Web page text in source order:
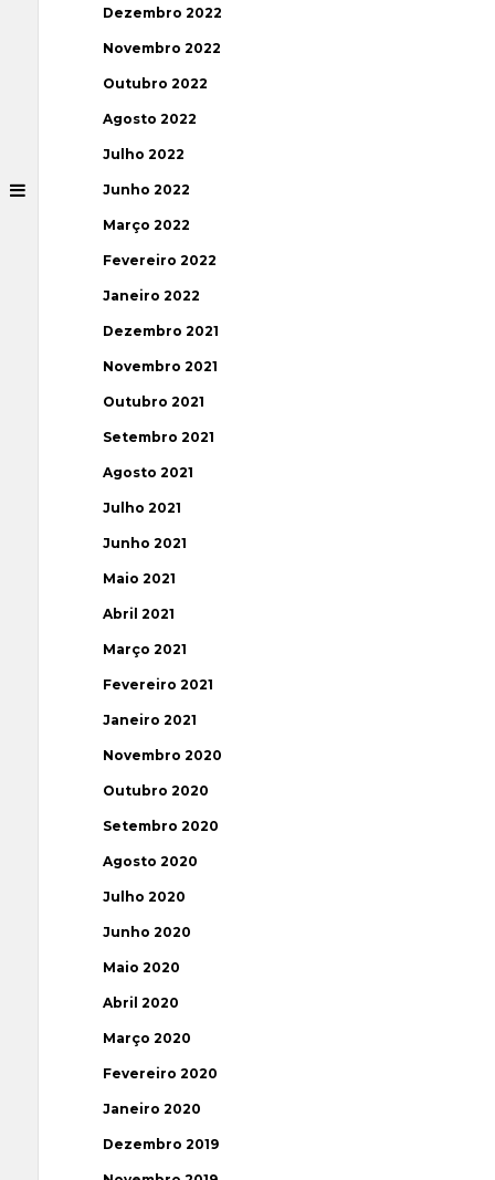
Dezembro 2022
Novembro 2022
Outubro 2022
Agosto 2022
Julho 2022
Junho 2022
Março 2022
Fevereiro 2022
Janeiro 2022
Dezembro 2021
Novembro 2021
Outubro 2021
Setembro 2021
Agosto 2021
Julho 2021
Junho 2021
Maio 2021
Abril 2021
Março 2021
Fevereiro 2021
Janeiro 2021
Novembro 2020
Outubro 2020
Setembro 2020
Agosto 2020
Julho 2020
Junho 2020
Maio 2020
Abril 2020
Março 2020
Fevereiro 2020
Janeiro 2020
Dezembro 2019